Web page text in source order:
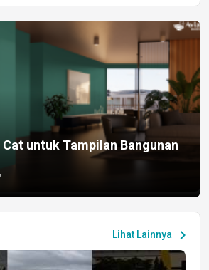
untuk Tampilan Bangunan
Lihat Lainnya chevron_right